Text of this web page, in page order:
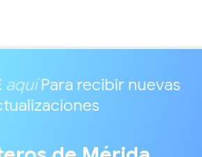
aquíPara recibir nuevas